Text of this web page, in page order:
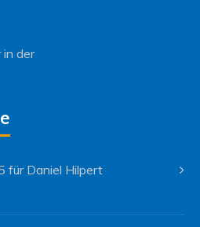
der
für Daniel Hilpert